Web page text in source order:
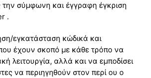
την σύμφωνη και έγγραφη έγκριση
.
εγκατάσταση κώδικά και
έχουν σκοπό με κάθε τρόπο να
λειτουργία, αλλά και να εμποδίσει
να περιηγηθούν στον περί ου ο